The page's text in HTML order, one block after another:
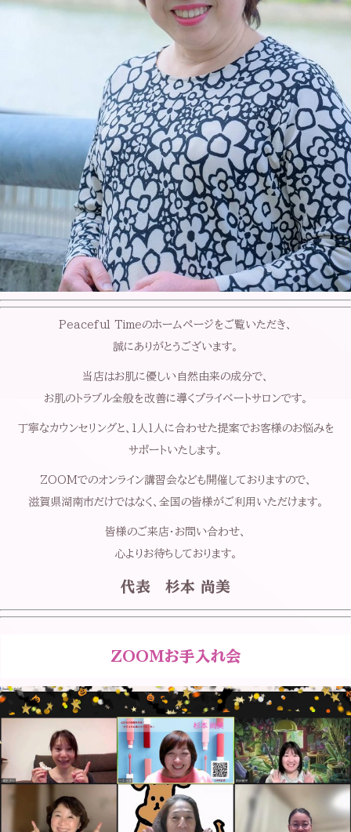
Peaceful Timeのホームページをご覧いただき、
誠にありがとうございます。
当店はお肌に優しい自然由来の成分で、
お肌のトラブル全般を改善に導くプライベートサロンです。
丁寧なカウンセリングと、1人1人に合わせた提案でお客様のお悩みを
サポートいたします。
ZOOMでのオンライン講習会なども開催しておりますので、
滋賀県湖南市だけではなく、全国の皆様がご利用いただけます。
皆様のご来店・お問い合わせ、
心よりお待ちしております。
代表 杉本 尚美
ZOOMお手入れ会